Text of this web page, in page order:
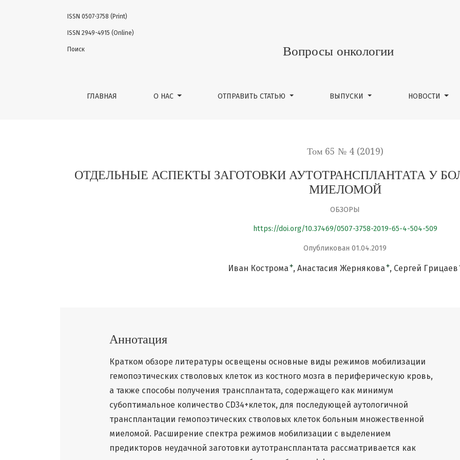
ОТДЕЛЬНЫЕ АСПЕКТЫ ЗАГОТОВКИ АУТОТРАНСПЛАНТАТА У БОЛЬНЫХ МНОЖЕСТВЕННОЙ МИЕЛОМОЙ
Вопросы онкологии
ГЛАВНАЯ О НАС ОТПРАВИТЬ СТАТЬЮ ВЫПУСКИ НОВОСТИ
ISSN 0507-3758 (Print)
ISSN 2949-4915 (Online)
Поиск
Том 65 № 4 (2019)
ОТДЕЛЬНЫЕ АСПЕКТЫ ЗАГОТОВКИ АУТОТРАНСПЛАНТАТА У
МИЕЛОМОЙ
ОБЗОРЫ
https://doi.org/10.37469/0507-3758-2019-65-4-504-509
Опубликован 01.04.2019
Иван Кострома + Анастасия Жернякова + Сергей Грицаев
Аннотация
Кратком обзоре литературы освещены основные виды режимов мобилизации
гемопоэтических стволовых клеток из костного мозга в периферическую кровь,
а также способы получения трансплантата, содержащего как минимум
субоптимальное количество CD34+клеток, для последующей аутологичной
трансплантации гемопоэтических стволовых клеток больным множественной
миеломой. Расширение спектра режимов мобилизации с выделением
предикторов неудачной заготовки аутотрансплантата рассматривается как